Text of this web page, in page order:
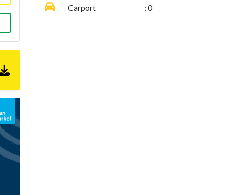
Carport : 0